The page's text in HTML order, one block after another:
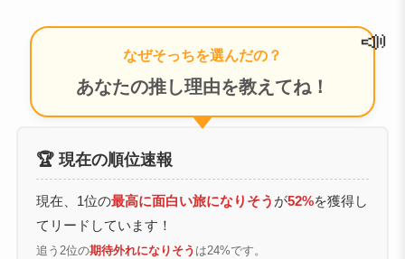
なぜそっちを選んだの？
あなたの推し理由を教えてね！
📣
🏆 現在の順位速報
現在、1位の最高に面白い旅になりそう が52%を獲得し
てリードしています！
追う2位の期待外れになりそう は24%です。